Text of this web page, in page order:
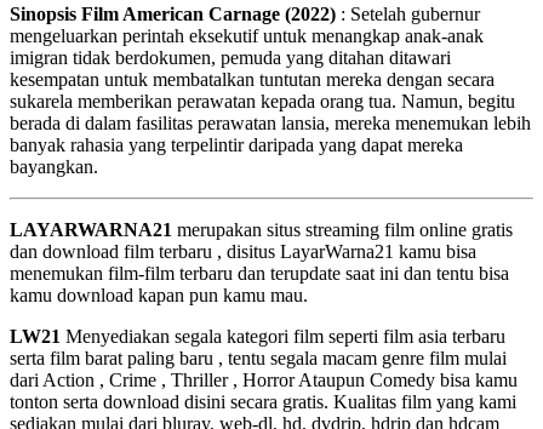
Sinopsis Film American Carnage (2022) : Setelah gubernur
mengeluarkan perintah eksekutif untuk menangkap anak-anak
imigran tidak berdokumen, pemuda yang ditahan ditawari
kesempatan untuk membatalkan tuntutan mereka dengan secara
sukarela memberikan perawatan kepada orang tua. Namun, begitu
berada di dalam fasilitas perawatan lansia, mereka menemukan lebih
banyak rahasia yang terpelintir daripada yang dapat mereka
bayangkan.
LAYARWARNA21 merupakan situs streaming film online gratis
dan download film terbaru , disitus LayarWarna21 kamu bisa
menemukan film-film terbaru dan terupdate saat ini dan tentu bisa
kamu download kapan pun kamu mau.
LW21 Menyediakan segala kategori film seperti film asia terbaru
serta film barat paling baru , tentu segala macam genre film mulai
dari Action , Crime , Thriller , Horror Ataupun Comedy bisa kamu
tonton serta download disini secara gratis. Kualitas film yang kami
sediakan mulai dari bluray, web-dl, hd, dvdrip, hdrip dan hdcam